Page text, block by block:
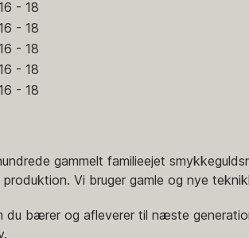
- 18
- 18
- 18
- 18
- 18
gammelt familieejet
Vi bruger gamle og nye
du bærer og afleverer til næste